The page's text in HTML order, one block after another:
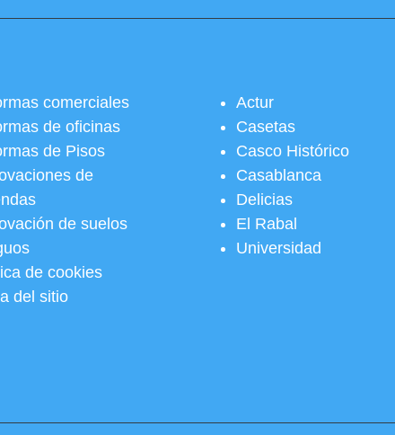
comerciales
de oficinas
de Pisos
de
de suelos
de cookies
del sitio
Actur
Casetas
Casco Histórico
Casablanca
Delicias
El Rabal
Universidad